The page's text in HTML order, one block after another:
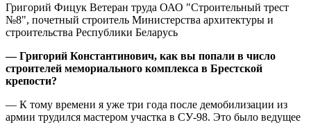
Григорий Фицук Ветеран труда ОАО "Строительный трест
№8", почетный строитель Министерства архитектуры и
строительства Республики Беларусь
— Григорий Константинович, как вы попали в число
строителей мемориального комплекса в Брестской
крепости?
— К тому времени я уже три года после демобилизации из
армии трудился мастером участка в СУ-98. Это было ведущее